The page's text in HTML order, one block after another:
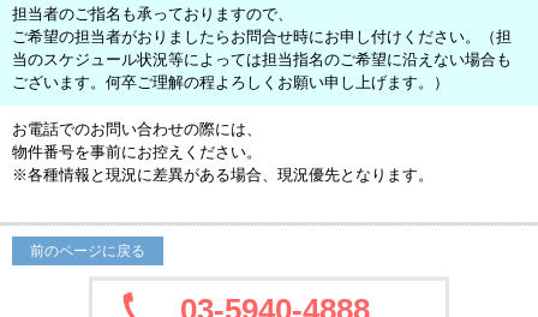
担当者のご指名も承っておりますので、
ご希望の担当者がおりましたらお問合せ時にお申し付けください。（担
当のスケジュール状況等によっては担当指名のご希望に沿えない場合も
ございます。何卒ご理解の程よろしくお願い申し上げます。）
お電話でのお問い合わせの際には、
物件番号を事前にお控えください。
※各種情報と現況に差異がある場合、現況優先となります。
前のページに戻る
03-5940-4888